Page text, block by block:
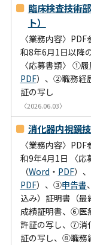
臨床検査技術
ト）
〈業務内容〉
和8年6月1日以降
〈応募書類〉 ①
PDF）、②職務経
証の写し
〈2026.06.03〉
消化器内視鏡
〈業務内容〉
和9年4月1日 〈
（Word ・ PDF）
PDF）、③申告書
込み）証明書（
成績証明書、⑥医
許証の写し、⑦消
証の写し、⑧職務